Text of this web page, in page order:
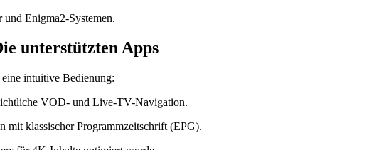
Enigma2-Systemen.
unterstützten Apps
intuitive Bedienung:
VOD- und Live-TV-Navigation.
klassischer Programmzeitschrift (EPG).